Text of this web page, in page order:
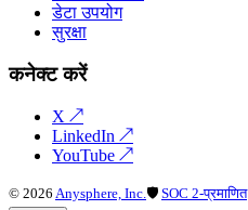
डेटा उपयोग
सुरक्षा
कनेक्ट करें
X ↗
LinkedIn ↗
YouTube ↗
© 2026 Anysphere, Inc. 🛡 SOC 2-प्रमाणित